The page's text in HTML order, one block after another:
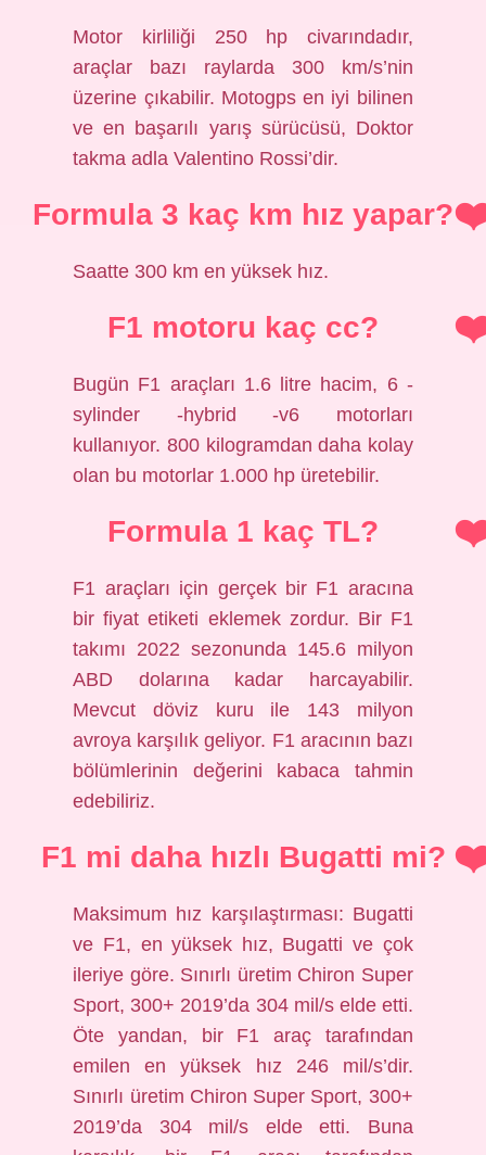
Motor kirliliği 250 hp civarındadır,
araçlar bazı raylarda 300 km/s’nin
üzerine çıkabilir. Motogps en iyi bilinen
ve en başarılı yarış sürücüsü, Doktor
takma adla Valentino Rossi’dir.
Formula 3 kaç km hız yapar?
Saatte 300 km en yüksek hız.
F1 motoru kaç cc?
Bugün F1 araçları 1.6 litre hacim, 6 -
sylinder -hybrid -v6 motorları
kullanıyor. 800 kilogramdan daha kolay
olan bu motorlar 1.000 hp üretebilir.
Formula 1 kaç TL?
F1 araçları için gerçek bir F1 aracına
bir fiyat etiketi eklemek zordur. Bir F1
takımı 2022 sezonunda 145.6 milyon
ABD dolarına kadar harcayabilir.
Mevcut döviz kuru ile 143 milyon
avroya karşılık geliyor. F1 aracının bazı
bölümlerinin değerini kabaca tahmin
edebiliriz.
F1 mi daha hızlı Bugatti mi?
Maksimum hız karşılaştırması: Bugatti
ve F1, en yüksek hız, Bugatti ve çok
ileriye göre. Sınırlı üretim Chiron Super
Sport, 300+ 2019’da 304 mil/s elde etti.
Öte yandan, bir F1 araç tarafından
emilen en yüksek hız 246 mil/s’dir.
Sınırlı üretim Chiron Super Sport, 300+
2019’da 304 mil/s elde etti. Buna